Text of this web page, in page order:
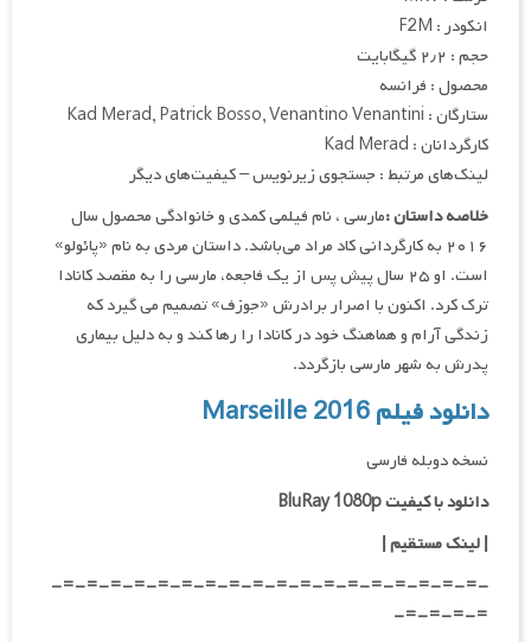
انکودر : F2M
حجم : ۲٫۲ گیگابایت
محصول : فرانسه
ستارگان : Kad Merad, Patrick Bosso, Venantino Venantini
کارگردانان : Kad Merad
لینک‌های مرتبط : جستجوی زیرنویس – کیفیت‌های دیگر
خلاصه داستان :مارسی ، نام فیلمی کمدی و خانوادگی محصول سال
۲۰۱۶ به کارگردانی کاد مراد می‌باشد. داستان مردی به نام «پائولو»
است. او ۲۵ سال پیش پس از یک فاجعه، مارسی را به مقصد کانادا
ترک کرد. اکنون با اصرار برادرش «جوزف» تصمیم می گیرد که
زندگی آرام و هماهنگ خود در کانادا را رها کند و به دلیل بیماری
پدرش به شهر مارسی بازگردد.
دانلود فیلم Marseille 2016
نسخه دوبله فارسی
دانلود با کیفیت BluRay 1080p
|لینک مستقیم |
-=-=-=-=-=-=-=-=-=-=-=-=-=-=-=-=-=-=-
=-=-=-=-